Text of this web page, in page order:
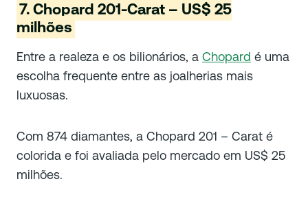
7. Chopard 201-Carat – US$ 25
milhões
Entre a realeza e os bilionários, a Chopard é uma
escolha frequente entre as joalherias mais
luxuosas.
Com 874 diamantes, a Chopard 201 – Carat é
colorida e foi avaliada pelo mercado em US$ 25
milhões.